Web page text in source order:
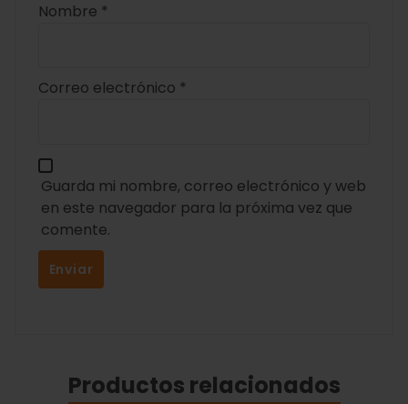
Nombre *
Correo electrónico *
Guarda mi nombre, correo electrónico y web
en este navegador para la próxima vez que
comente.
Productos relacionados